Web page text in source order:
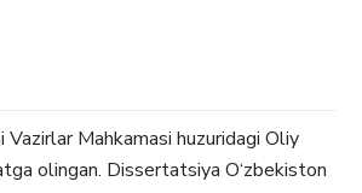
Mahkamasi huzuridagi Oliy
olingan. Dissertatsiya O‘zbekiston